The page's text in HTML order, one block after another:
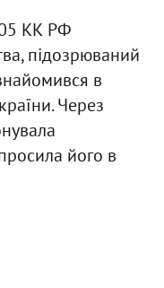
КК РФ
підозрюваний
в
Через
його в